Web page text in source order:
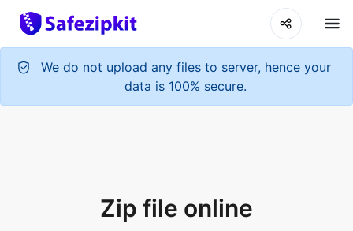
We do not upload any files to server, hence your
data is 100% secure.